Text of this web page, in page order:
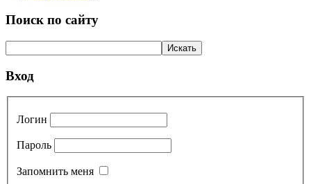
Поиск по сайту
Вход
Логин
Пароль
Запомнить меня